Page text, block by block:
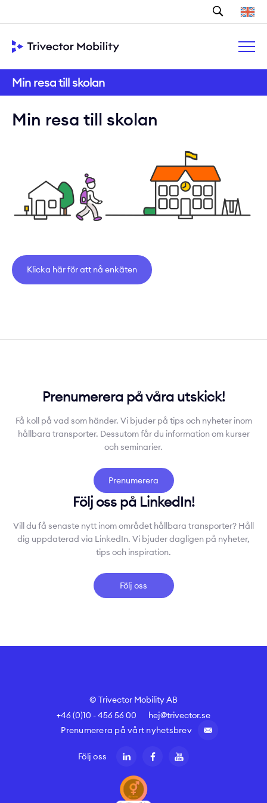
Sök
Min resa till skolan
Min resa till skolan
Klicka här för att nå enkäten
Prenumerera på våra utskick!
Få koll på vad som händer. Vi bjuder på tips och nyheter inom
hållbara transporter. Dessutom får du information om kurser
och seminarier.
Prenumerera
Följ oss på LinkedIn!
Vill du få senaste nytt inom området hållbara transporter? Håll
dig uppdaterad via LinkedIn. Vi bjuder dagligen på nyheter,
tips och inspiration.
Följ oss
© Trivector Mobility AB
+46 (0)10 - 456 56 00
hej@trivector.se
Prenumerera på vårt nyhetsbrev
Följ oss